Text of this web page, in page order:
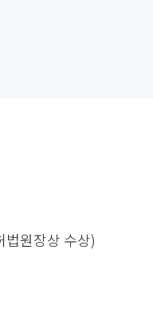
원장상 수상)